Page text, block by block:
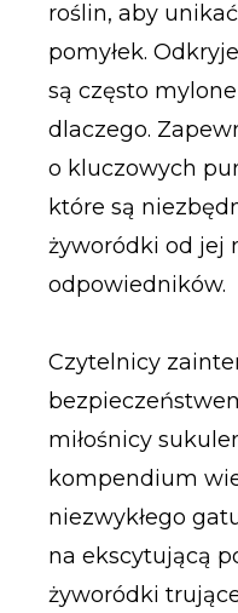
roślin, aby
pomyłek.
są często
dlaczego.
o kluczowych
które są
żyworódki od jej
odpowiedników.
Czytelnicy
miłośnicy
kompendium
niezwykłego
na ekscytującą
żyworódki